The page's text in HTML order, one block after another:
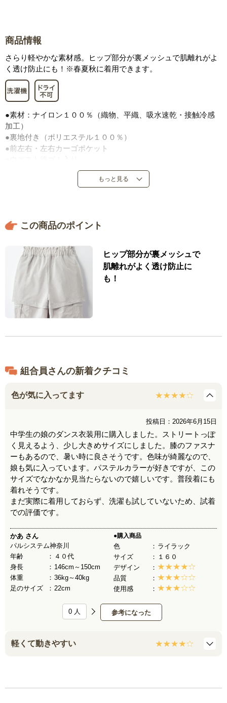
商品情報
さらり軽やかな素材感。ヒップ部分が裏メッシュで肌離れがよ
く透け防止にも！※春夏秋に着用できます。
●素材：ナイロン１００％（織物、平織、吸水速乾・接触冷感
加工）
●裏地付き（ポリエステル１００％）
●前左右・左右カーゴポケット
●両サイドファスナー付き
●中国製またはバングラデシュ製
もっと見る
この商品のポイント
ヒップ部分が裏メッシュで
肌離れがよく透け防止に
も！
組合員さんの新着クチコミ
色が気に入ってます
投稿日：2026年6月15日
中学生の娘のダンス衣装用に購入しました。ストリートっぽ
く見えるよう、少し大きめサイズにしました。膝のファスナ
ーもあるので、暑い時に良さそうです。色味が綺麗なので、
娘も気に入っています。パステルカラーが好きですが、この
サイズでなかなか見当たらないので嬉しいです。普段着にも
着れそうです。
まだ実際に着用しておらず、洗濯も試していないため、試着
での評価です。
かあ さん
パルシステム神奈川
年齢
４０代
身長
146cm～150cm
体重
36kg～40kg
足のサイズ
22cm
●購入商品
色
ライラック
サイズ
１６０
デザイン
品質
使用感
参考になった
0 人
軽くて動きやすい